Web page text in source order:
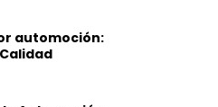
automoción: